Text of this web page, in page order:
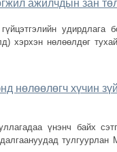
ажилчдын зан
хэрхэн нөлөөлдөг
нөлөөлөгч хүчин
үнэнч байх